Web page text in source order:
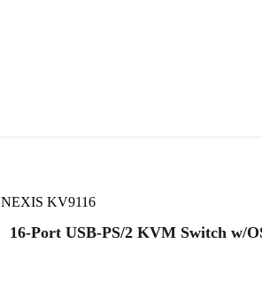
NEXIS KV9116
16-Port USB-PS/2 KVM Switch w/